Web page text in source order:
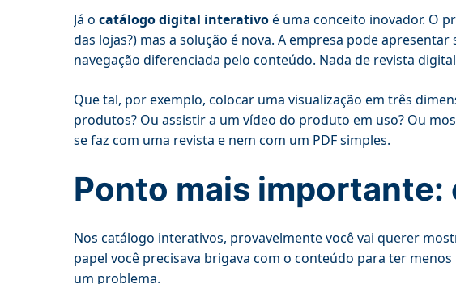
Já o catálogo digital interativoé uma conceito inovador. O
das lojas?) mas a solução é nova. A empresa pode
navegação diferenciada pelo conteúdo. Nada de revista
Que tal, por exemplo, colocar uma visualização em três
produtos? Ou assistir a um vídeo do produto em uso? Ou
se faz com uma revista e nem com um PDF simples.
Ponto mais
Nos catálogo interativos, provavelmente você vai querer
papel você precisava brigava com o conteúdo para ter menos
um problema.